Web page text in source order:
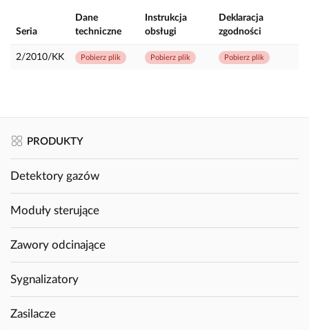
Seria
Dane
techniczne
Instrukcja
obsługi
Deklaracja
zgodności
2/2010/KK Pobierz plik Pobierz plik Pobierz plik
PRODUKTY
Detektory gazów
Moduły sterujące
Zawory odcinające
Sygnalizatory
Zasilacze